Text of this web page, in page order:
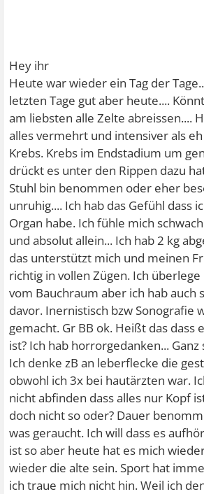
Hey ihr
Heute war wieder ein Tag der
letzten Tage gut aber heute....
am liebsten alle Zelte abreissen....
alles vermehrt und intensiver als
Krebs. Krebs im Endstadium um
drückt es unter den Rippen dazu
Stuhl bin benommen oder eher
unruhig.... Ich hab das Gefühl dass
Organ habe. Ich fühle mich
und absolut allein... Ich hab 2 kg
das unterstützt mich und meinen
richtig in vollen Zügen. Ich überlege
vom Bauchraum aber ich hab auch
davor. Inernistisch bzw Sonografie
gemacht. Gr BB ok. Heißt das dass
ist? Ich hab horrorgedanken...
Ich denke zB an leberflecke die
obwohl ich 3x bei hautärzten war.
nicht abfinden dass alles nur Kopf
doch nicht so oder? Dauer
was geraucht. Ich will dass es
ist so aber heute hat es mich
wieder die alte sein. Sport hat
ich traue mich nicht hin. Weil ich